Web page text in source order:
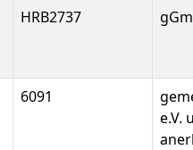
HRB2737
6091
e.V.